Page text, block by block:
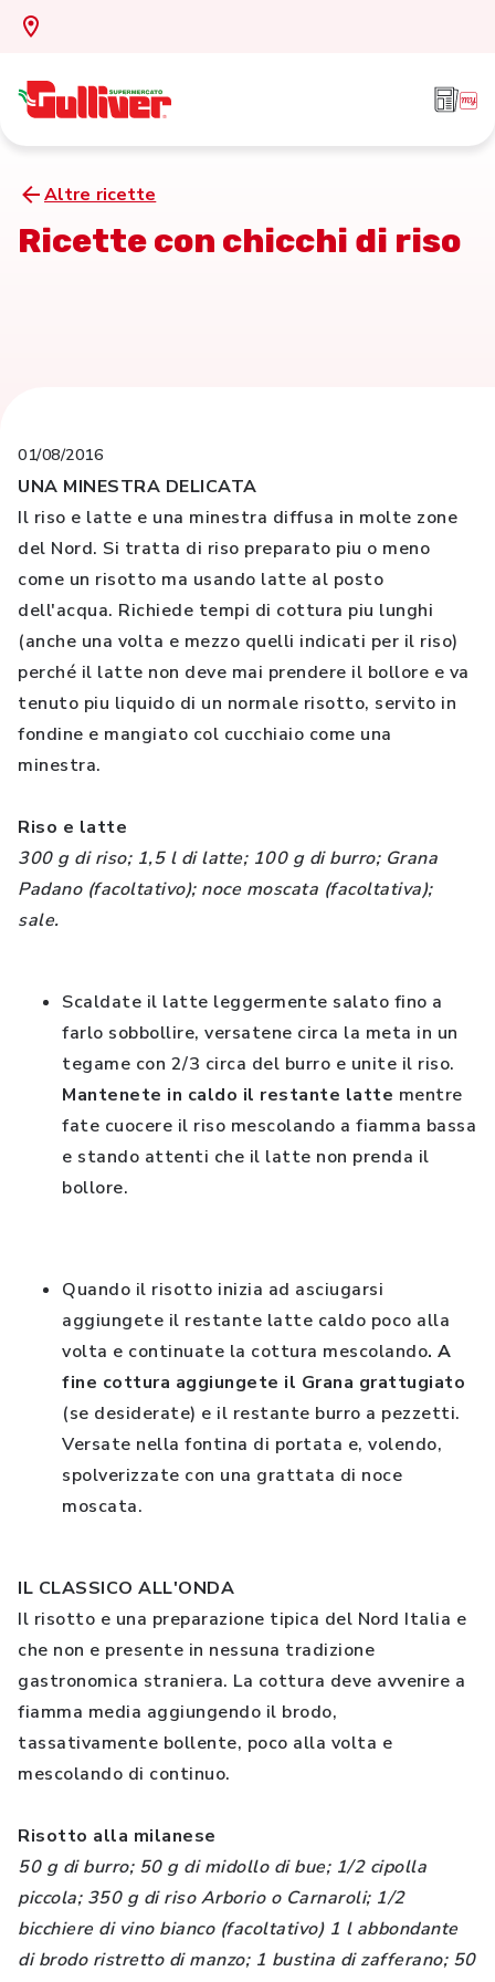
Altre ricette
Ricette con chicchi di riso
01/08/2016
UNA MINESTRA DELICATA
Il riso e latte e una minestra diffusa in molte zone
del Nord. Si tratta di riso preparato piu o meno
come un risotto ma usando latte al posto
dell'acqua. Richiede tempi di cottura piu lunghi
(anche una volta e mezzo quelli indicati per il riso)
perché il latte non deve mai prendere il bollore e va
tenuto piu liquido di un normale risotto, servito in
fondine e mangiato col cucchiaio come una
minestra.
Riso e latte
300 g di riso; 1,5 l di latte; 100 g di burro; Grana
Padano (facoltativo); noce moscata (facoltativa);
sale.
Scaldate il latte leggermente salato fino a
farlo sobbollire, versatene circa la meta in un
tegame con 2/3 circa del burro e unite il riso.
Mantenete in caldo il restante latte mentre
fate cuocere il riso mescolando a fiamma bassa
e stando attenti che il latte non prenda il
bollore.
Quando il risotto inizia ad asciugarsi
aggiungete il restante latte caldo poco alla
volta e continuate la cottura mescolando. A
fine cottura aggiungete il Grana grattugiato
(se desiderate) e il restante burro a pezzetti.
Versate nella fontina di portata e, volendo,
spolverizzate con una grattata di noce
moscata.
IL CLASSICO ALL'ONDA
Il risotto e una preparazione tipica del Nord Italia e
che non e presente in nessuna tradizione
gastronomica straniera. La cottura deve avvenire a
fiamma media aggiungendo il brodo,
tassativamente bollente, poco alla volta e
mescolando di continuo.
Risotto alla milanese
50 g di burro; 50 g di midollo di bue; 1/2 cipolla
piccola; 350 g di riso Arborio o Carnaroli; 1/2
bicchiere di vino bianco (facoltativo) 1 l abbondante
di brodo ristretto di manzo; 1 bustina di zafferano; 50